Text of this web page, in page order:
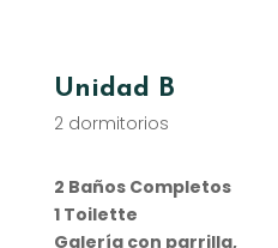
Unidad B
2 dormitorios
2 Baños Completos
1 Toilette
Galería con parrilla,